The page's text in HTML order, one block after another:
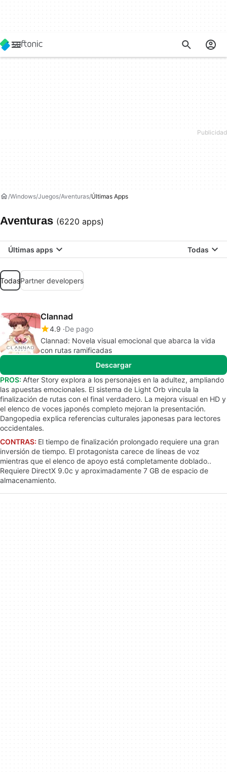
Windows Juegos Aventuras Últimas Apps
Aventuras (6220 apps)
Últimas apps Todas
TodasPartner developers
Clannad
4.9 De pago
Clannad: Novela visual emocional que abarca la vida
con rutas ramificadas
Descargar
PROS: After Story explora a los personajes en la adultez, ampliando
las apuestas emocionales. El sistema de Light Orb vincula la
finalización de rutas con el final verdadero. La mejora visual en HD y
el elenco de voces japonés completo mejoran la presentación.
Dangopedia explica referencias culturales japonesas para lectores
occidentales.
CONTRAS: El tiempo de finalización prolongado requiere una gran
inversión de tiempo. El protagonista carece de líneas de voz
mientras que el elenco de apoyo está completamente doblado..
Requiere DirectX 9.0c y aproximadamente 7 GB de espacio de
almacenamiento.